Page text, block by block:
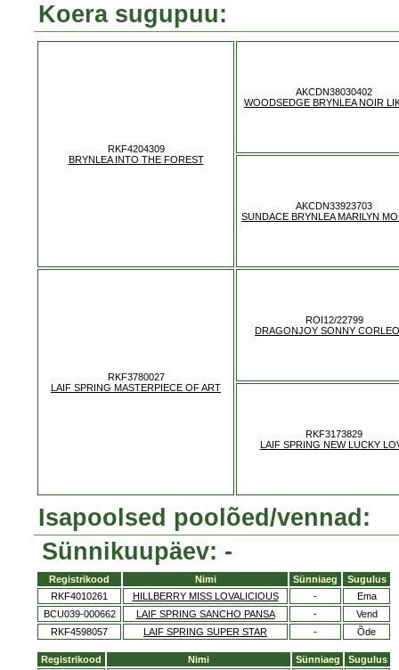
Koera sugupuu:
RKF4204309
BRYNLEA INTO THE FOREST
AKCDN38030402
WOODSEDGE BRYNLEA NOIR
AKCDN33923703
SUNDACE BRYNLEA MARILYN
RKF3780027
LAIF SPRING MASTERPIECE OF ART
ROI12/22799
DRAGONJOY SONNY
RKF3173829
LAIF SPRING NEW LUCKY
Isapoolsed poolõed/vennad:
Sünnikuupäev: -
Registrikood Nimi Sünniaeg
Sugulus
RKF4010261
HILLBERRY MISS LOVALICIOUS -
Ema
BCU039-000662
LAIF SPRING SANCHO PANSA -
Vend
RKF4598057
LAIF SPRING SUPER STAR - Õde
Registrikood Nimi Sünniaeg
Sugulus